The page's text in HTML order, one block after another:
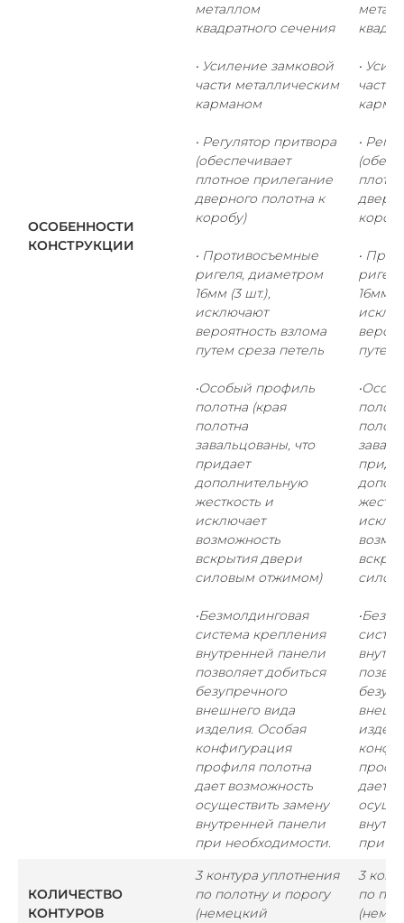
ОСОБЕННОСТИ
КОНСТРУКЦИИ
металлом
квадратного сечения
• Усиление замковой
части металлическим
карманом
• Регулятор притвора
(обеспечивает
плотное прилегание
дверного полотна к
коробу)
• Противосъемные
ригеля, диаметром
16мм (3 шт.),
исключают
вероятность взлома
путем среза петель
•Особый профиль
полотна (края
полотна
завальцованы, что
придает
дополнительную
жесткость и
исключает
возможность
вскрытия двери
силовым отжимом)
•Безмолдинговая
система крепления
внутренней панели
позволяет добиться
безупречного
внешнего вида
изделия. Особая
конфигурация
профиля полотна
дает возможность
осуществить замену
внутренней панели
при необходимости.
•
части
•
•
16мм
путем
дает
при
КОЛИЧЕСТВО
КОНТУРОВ
3 контура уплотнения
по полотну и порогу
(немецкий
3
по